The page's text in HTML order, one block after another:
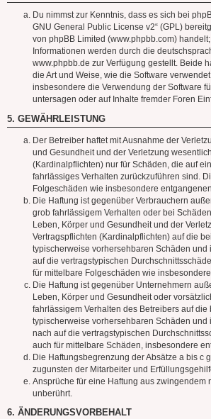
Du nimmst zur Kenntnis, dass es sich bei
GNU General Public License v2“ (GPL)
von phpBB Limited (www.phpbb.com)
Informationen werden durch die
www.phpbb.de zur Verfügung gestellt. Beide
die Art und Weise, wie die Software
insbesondere die Verwendung der Software
untersagen oder auf Inhalte fremder Foren
5. GEWÄHRLEISTUNG
Der Betreiber haftet mit Ausnahme der
und Gesundheit und der Verletzung
(Kardinalpflichten) nur für Schäden, die auf
fahrlässiges Verhalten zurückzuführen sind.
Folgeschäden wie insbesondere
Die Haftung ist gegenüber Verbrauchern
grob fahrlässigem Verhalten oder bei
Leben, Körper und Gesundheit und der
Vertragspflichten (Kardinalpflichten) auf die
typischerweise vorhersehbaren Schäden und
auf die vertragstypischen
für mittelbare Folgeschäden wie
Die Haftung ist gegenüber Unternehmern
Leben, Körper und Gesundheit oder
fahrlässigem Verhalten des Betreibers auf die
typischerweise vorhersehbaren Schäden und
nach auf die vertragstypischen
auch für mittelbare Schäden, insbesondere
Die Haftungsbegrenzung der Absätze a bis c
zugunsten der Mitarbeiter und
Ansprüche für eine Haftung aus zwingendem
unberührt.
6. ÄNDERUNGSVORBEHALT